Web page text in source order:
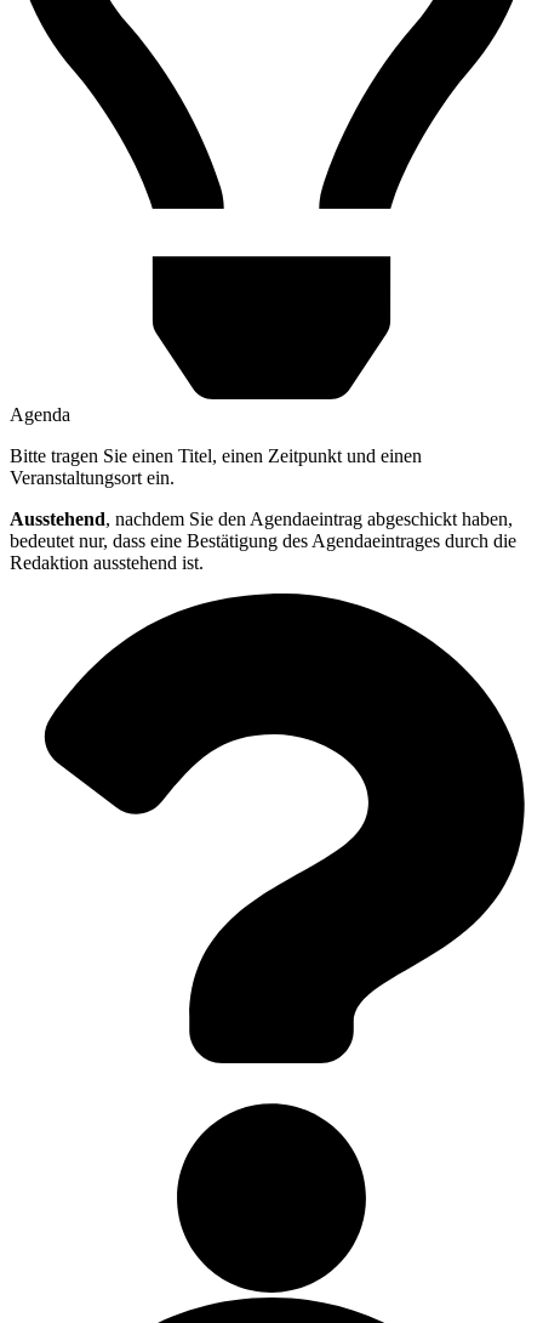
Agenda
Bitte tragen Sie einen Titel, einen Zeitpunkt und einen
Veranstaltungsort ein.
Ausstehend, nachdem Sie den Agendaeintrag abgeschickt haben,
bedeutet nur, dass eine Bestätigung des Agendaeintrages durch die
Redaktion ausstehend ist.